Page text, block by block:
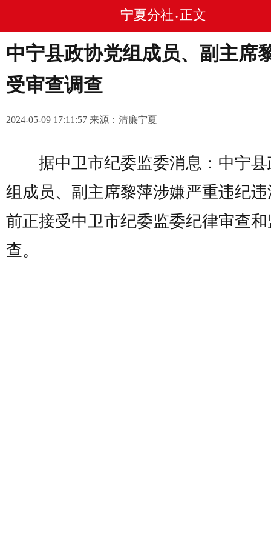
宁夏分社 • 正文
中宁县政协党组成员、副主席
受审查调查
2024-05-09 17:11:57 来源：清廉宁夏
据中卫市纪委监委消息：中宁县
组成员、副主席黎萍涉嫌严重违纪
前正接受中卫市纪委监委纪律审查
查。